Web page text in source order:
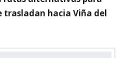
trasladan hacia Viña del